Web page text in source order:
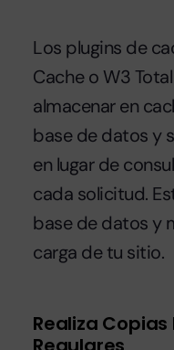
Los plugins de
Cache o W3
almacenar en
base de datos y
en lugar de
cada solicitud.
base de datos y
carga de tu sitio.
Realiza